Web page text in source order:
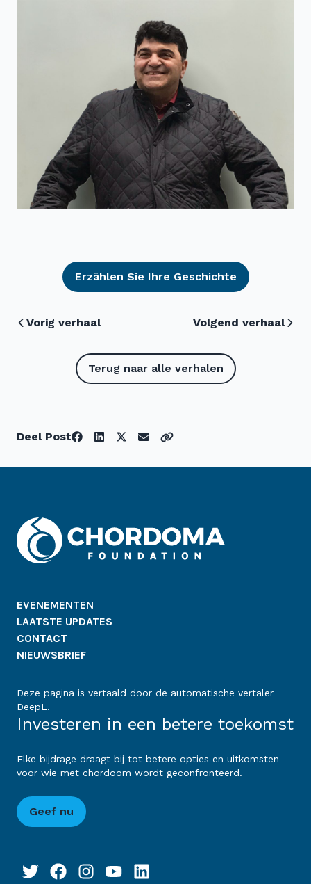
Erzählen Sie Ihre Geschichte
Vorig verhaal Volgend verhaal
Terug naar alle verhalen
Deel Post
EVENEMENTEN
LAATSTE UPDATES
CONTACT
NIEUWSBRIEF
Deze pagina is vertaald door de automatische vertaler
DeepL.
Investeren in een betere toekomst
Elke bijdrage draagt bij tot betere opties en uitkomsten
voor wie met chordoom wordt geconfronteerd.
Geef nu